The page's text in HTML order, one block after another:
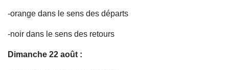
-orange dans le sens des départs
-noir dans le sens des retours
Dimanche 22 août :